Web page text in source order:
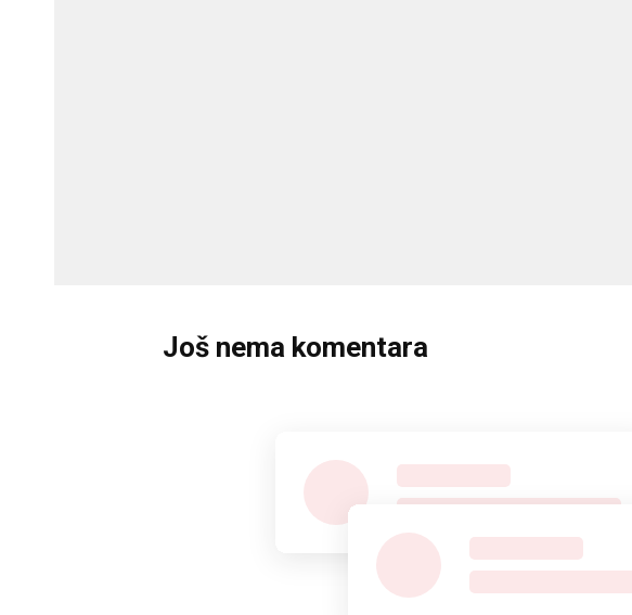
Još nema komentara